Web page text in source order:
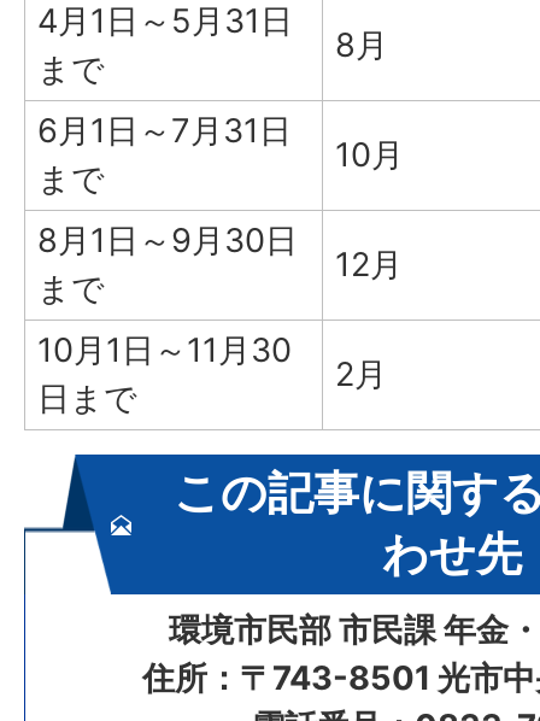
4月1日～5月31日
まで
8月
6月1日～7月31日
まで
10月
8月1日～9月30日
まで
12月
10月1日～11月30
日まで
2月
この記事に関す
わせ先
環境市民部 市民課 年金
住所：〒743-8501 光市中